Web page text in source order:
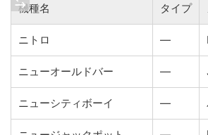
機種名 タイプ
ニトロ ―
ニューオールドバー ―
ニューシティボーイ ―